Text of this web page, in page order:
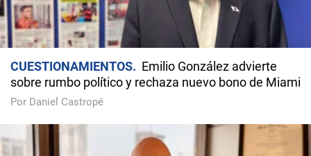
CUESTIONAMIENTOS
Emilio González advierte
sobre rumbo político y rechaza nuevo bono de Miami
Por Daniel Castropé